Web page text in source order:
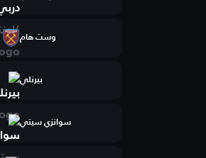
وست هام
بيرنلي
سوانزي سيتي